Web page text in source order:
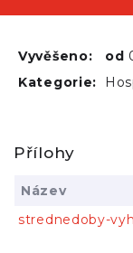
Vyvěšeno: od
Kategorie:
Přílohy
Název
strednedoby-